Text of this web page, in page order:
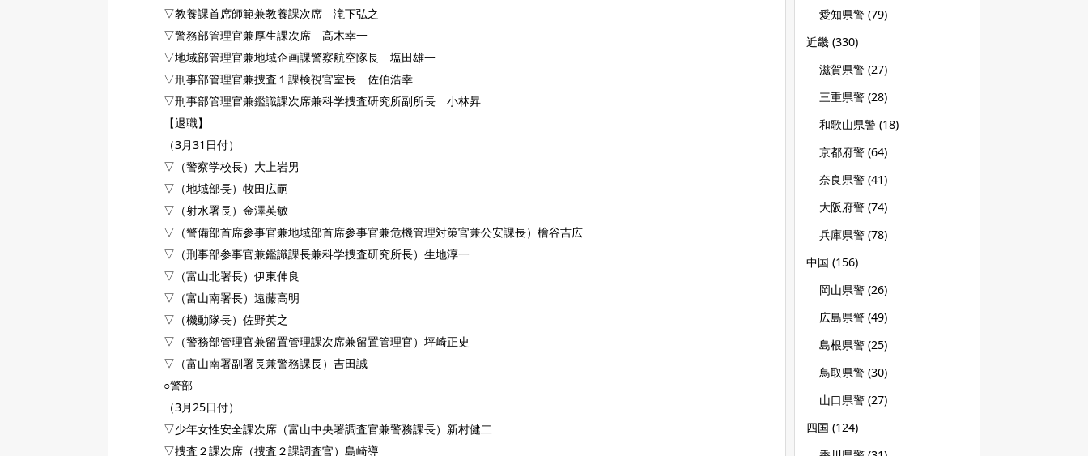
▽教養課首席師範兼教養課次席 滝下弘之
▽警務部管理官兼厚生課次席 高木幸一
▽地域部管理官兼地域企画課警察航空隊長 塩田雄一
▽刑事部管理官兼捜査１課検視官室長 佐伯浩幸
▽刑事部管理官兼鑑識課次席兼科学捜査研究所副所長 小林昇
【退職】
（3月31日付）
▽（警察学校長）大上岩男
▽（地域部長）牧田広嗣
▽（射水署長）金澤英敏
▽（警備部首席参事官兼地域部首席参事官兼危機管理対策官兼公安課長）檜谷吉広
▽（刑事部参事官兼鑑識課長兼科学捜査研究所長）生地淳一
▽（富山北署長）伊東伸良
▽（富山南署長）遠藤高明
▽（機動隊長）佐野英之
▽（警務部管理官兼留置管理課次席兼留置管理官）坪崎正史
▽（富山南署副署長兼警務課長）吉田誠
○警部
（3月25日付）
▽少年女性安全課次席（富山中央署調査官兼警務課長）新村健二
▽捜査２課次席（捜査２課調査官）島崎導
愛知県警 (79)
近畿 (330)
滋賀県警 (27)
三重県警 (28)
和歌山県警 (18)
京都府警 (64)
奈良県警 (41)
大阪府警 (74)
兵庫県警 (78)
中国 (156)
岡山県警 (26)
広島県警 (49)
島根県警 (25)
鳥取県警 (30)
山口県警 (27)
四国 (124)